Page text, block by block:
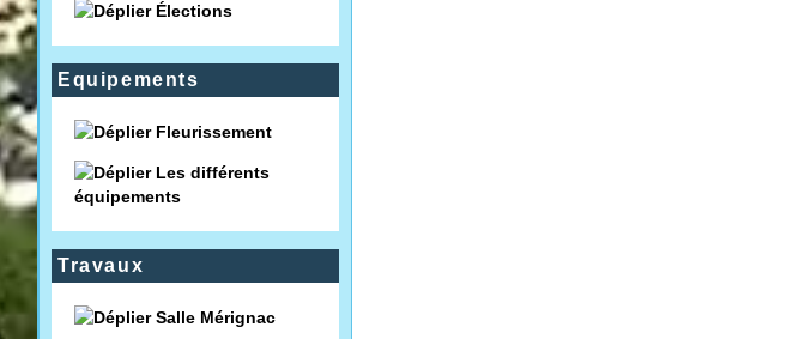
Élections
Equipements
Fleurissement
Les différents
équipements
Travaux
Salle Mérignac